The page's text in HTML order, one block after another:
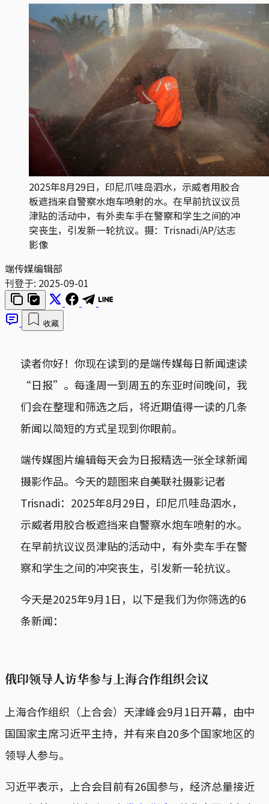
2025年8月29日，印尼爪哇岛泗水，示威者用胶合
板遮挡来自警察水炮车喷射的水。在早前抗议议员
津贴的活动中，有外卖车手在警察和学生之间的冲
突丧生，引发新一轮抗议。摄：Trisnadi/AP/达志
影像
端传媒编辑部
刊登于: 2025-09-01
收藏
读者你好！你现在读到的是端传媒每日新闻速读
“日报”。每逢周一到周五的东亚时间晚间，我
们会在整理和筛选之后，将近期值得一读的几条
新闻以简短的方式呈现到你眼前。
端传媒图片编辑每天会为日报精选一张全球新闻
摄影作品。今天的题图来自美联社摄影记者
Trisnadi：2025年8月29日，印尼爪哇岛泗水，
示威者用胶合板遮挡来自警察水炮车喷射的水。
在早前抗议议员津贴的活动中，有外卖车手在警
察和学生之间的冲突丧生，引发新一轮抗议。
今天是2025年9月1日，以下是我们为你筛选的6
条新闻：
俄印领导人访华参与上海合作组织会议
上海合作组织（上合会）天津峰会9月1日开幕，由中
国国家主席习近平主持，并有来自20多个国家地区的
领导人参与。
习近平表示，上合会目前有26国参与，经济总量接近